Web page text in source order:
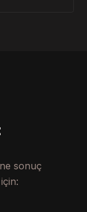
sonuç